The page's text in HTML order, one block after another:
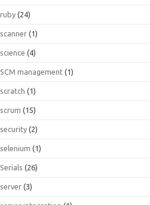
ruby (24)
scanner (1)
science (4)
SCM management (1)
scratch (1)
scrum (15)
security (2)
selenium (1)
Serials (26)
server (3)